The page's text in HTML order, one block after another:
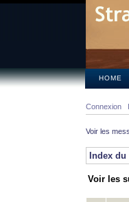
HOME
Connexion
Voir les
Index
Voir les